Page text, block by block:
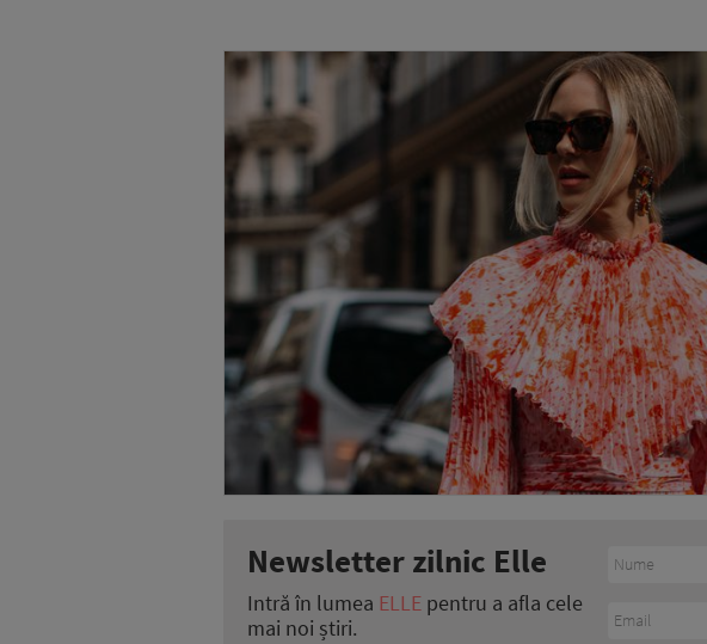
Newsletter zilnic Elle
Intră în lumea ELLE pentru a afla cele
mai noi știri.